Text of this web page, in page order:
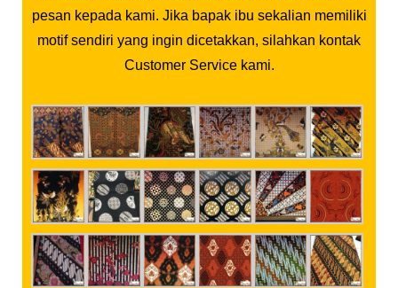
pesan kepada kami. Jika bapak ibu sekalian memiliki
motif sendiri yang ingin dicetakkan, silahkan kontak
Customer Service kami.